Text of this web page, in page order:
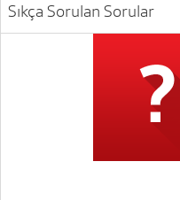
Sıkça Sorulan Sorular